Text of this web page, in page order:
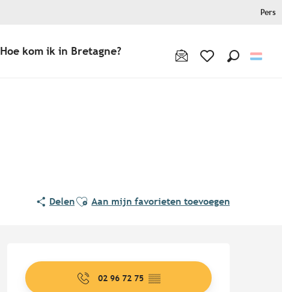
Pers
Hoe kom ik in Bretagne?
DelenAjouter aux favoris
Aan mijn favorieten toevoegen
Openingstijden en
02 96 72 75 ▒▒